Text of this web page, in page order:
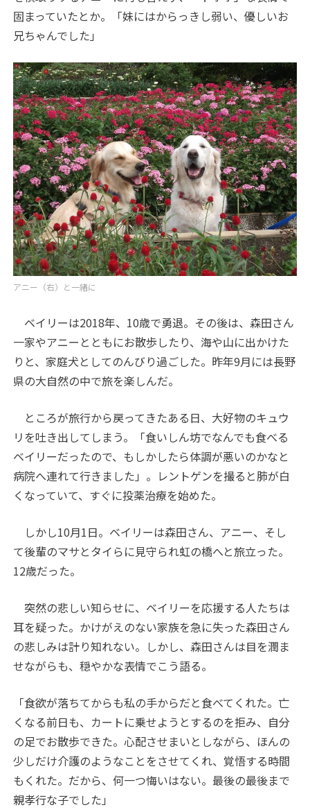
固まっていたとか。「妹にはからっきし弱い、優しいお
兄ちゃんでした」
アニー（右）と一緒に
ベイリーは2018年、10歳で勇退。その後は、森田さん
一家やアニーとともにお散歩したり、海や山に出かけた
りと、家庭犬としてのんびり過ごした。昨年9月には長野
県の大自然の中で旅を楽しんだ。
ところが旅行から戻ってきたある日、大好物のキュウ
リを吐き出してしまう。「食いしん坊でなんでも食べる
ベイリーだったので、もしかしたら体調が悪いのかなと
病院へ連れて行きました」。レントゲンを撮ると肺が白
くなっていて、すぐに投薬治療を始めた。
しかし10月1日。ベイリーは森田さん、アニー、そし
て後輩のマサとタイらに見守られ虹の橋へと旅立った。
12歳だった。
突然の悲しい知らせに、ベイリーを応援する人たちは
耳を疑った。かけがえのない家族を急に失った森田さん
の悲しみは計り知れない。しかし、森田さんは目を潤ま
せながらも、穏やかな表情でこう語る。
「食欲が落ちてからも私の手からだと食べてくれた。亡
くなる前日も、カートに乗せようとするのを拒み、自分
の足でお散歩できた。心配させまいとしながら、ほんの
少しだけ介護のようなことをさせてくれ、覚悟する時間
もくれた。だから、何一つ悔いはない。最後の最後まで
親孝行な子でした」